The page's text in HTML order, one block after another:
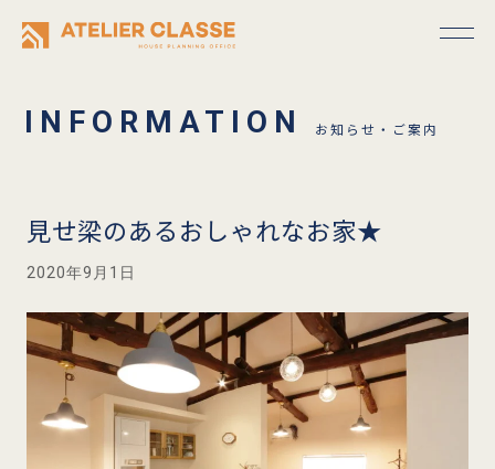
お知らせ・ご案内
見せ梁のあるおしゃれなお家★
2020年9月1日